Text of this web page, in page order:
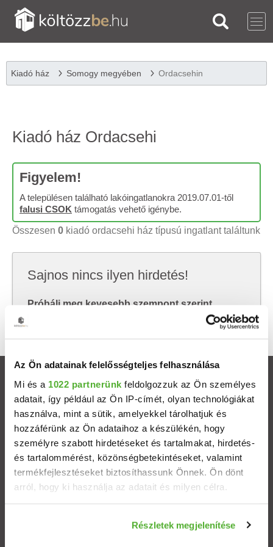
Az Ön adatainak felelősségteljes felhasználása
Mi és a 1022 partnerünk feldolgozzuk az Ön személyes
adatait, így például az Ön IP-címét, olyan technológiákat
használva, mint a sütik, amelyekkel tárolhatjuk és
hozzáférünk az Ön adataihoz a készülékén, hogy
személyre szabott hirdetéseket és tartalmakat, hirdetés-
és tartalommérést, közönségbetekintéseket, valamint
termékfejlesztéseket biztosíthassunk Önnek. Ön dönt
arról, hogy ki használja az adatait és milyen célra.
Információgyűjtés az Ön földrajzi elhelyezkedéséről
Részletek megjelenítése
Kiadó ház Somogy megyében Ordacsehin
Kiadó ház Ordacsehi
Figyelem!
A településen található lakóingatlanokra 2019.07.01-től
falusi CSOK támogatás vehető igénybe.
Összesen 0 kiadó ordacsehi ház típusú ingatlant találtunk
Sajnos nincs ilyen hirdetés!
Próbálj meg kevesebb szempont szerint
keresni, hátha akkor megtalálod, amit keresel.
Ingatlanok
Eladó házak
Eladó lakások
Települések